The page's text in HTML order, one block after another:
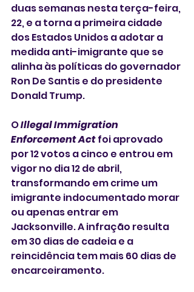
duas semanas nesta terça-feira,
22, e a torna a primeira cidade
dos Estados Unidos a adotar a
medida anti-imigrante que se
alinha às políticas do governador
Ron De Santis e do presidente
Donald Trump.
O Illegal Immigration
Enforcement Act foi aprovado
por 12 votos a cinco e entrou em
vigor no dia 12 de abril,
transformando em crime um
imigrante indocumentado morar
ou apenas entrar em
Jacksonville. A infração resulta
em 30 dias de cadeia e a
reincidência tem mais 60 dias de
encarceiramento.